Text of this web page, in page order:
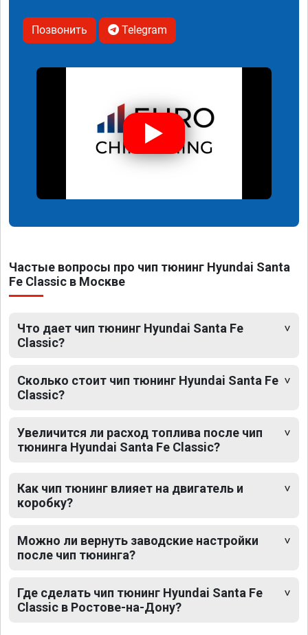
Позвонить Telegram
Частые вопросы про чип тюнинг Hyundai Santa
Fe Classic в Москве
Что дает чип тюнинг Hyundai Santa Fe
Classic?
Сколько стоит чип тюнинг Hyundai Santa Fe
Classic?
Увеличится ли расход топлива после чип
тюнинга Hyundai Santa Fe Classic?
Как чип тюнинг влияет на двигатель и
коробку?
Можно ли вернуть заводские настройки
после чип тюнинга?
Где сделать чип тюнинг Hyundai Santa Fe
Classic в Ростове-на-Дону?